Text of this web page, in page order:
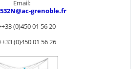
Email:
grenoble.fr
(0)450 01 56 20
(0)450 01 56 26